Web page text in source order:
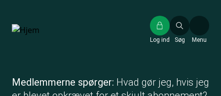
hovedindhold
Søg
Log ind Menu
Medlemmerne spørger: Hvad gør jeg, hvis jeg